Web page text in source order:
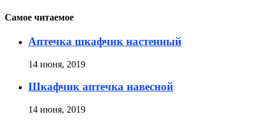
Самое читаемое
Аптечка шкафчик настенный
14 июня, 2019
Шкафчик аптечка навесной
14 июня, 2019